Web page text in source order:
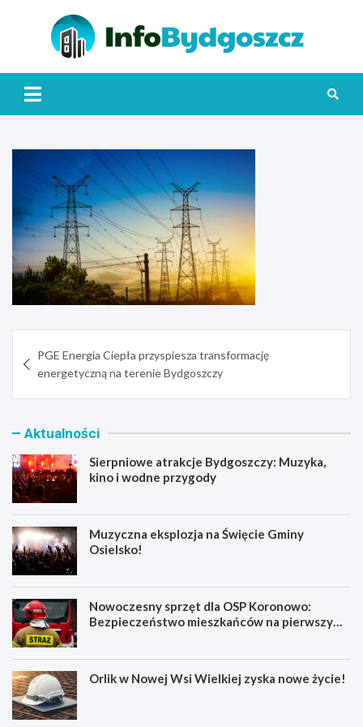
wpisu
PGE Energia Ciepła przyspiesza transformację
energetyczną na terenie Bydgoszczy
Aktualności
Sierpniowe atrakcje Bydgoszczy: Muzyka,
kino i wodne przygody
Muzyczna eksplozja na Święcie Gminy
Osielsko!
Nowoczesny sprzęt dla OSP Koronowo:
Bezpieczeństwo mieszkańców na pierwszym
Orlik w Nowej Wsi Wielkiej zyska nowe życie!
S
M